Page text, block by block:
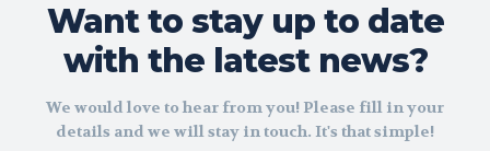
Want to stay up to date
with the latest news?
We would love to hear from you! Please fill in your
details and we will stay in touch. It's that simple!